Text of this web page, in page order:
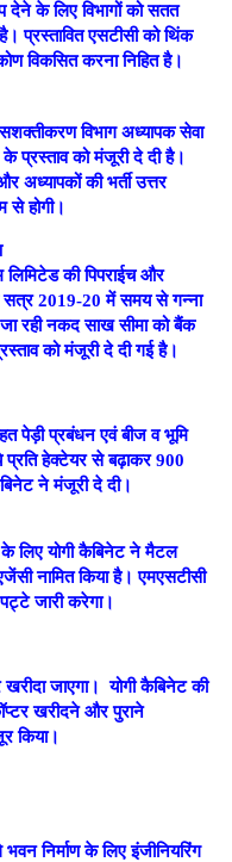
देने के लिए विभागों को सतत
है। प्रस्तावित एसटीसी को थिंक
विकसित करना निहित है।
विभाग अध्यापक सेवा
प्रस्ताव को मंजूरी दे दी है।
अध्यापकों की भर्ती उत्तर
से होगी।
लिमिटेड की पिपराईच और
सत्र 2019-20 में समय से गन्ना
रही नकद साख सीमा को बैंक
को मंजूरी दे दी गई है।
पेड़ी प्रबंधन एवं बीज व भूमि
प्रति हेक्टेयर से बढ़ाकर 900
ने मंजूरी दे दी।
लिए योगी कैबिनेट ने मैटल
नामित किया है। एमएसटीसी
जारी करेगा।
जाएगा। योगी कैबिनेट की
खरीदने और पुराने
किया।
निर्माण के लिए इंजीनियरिंग